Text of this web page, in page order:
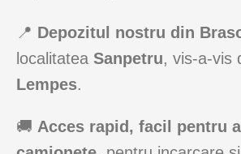
📍 Depozitul nostru din
localitatea Sanpetru, vis-a-vis
Lempes.
🚚 Acces rapid, facil pentru